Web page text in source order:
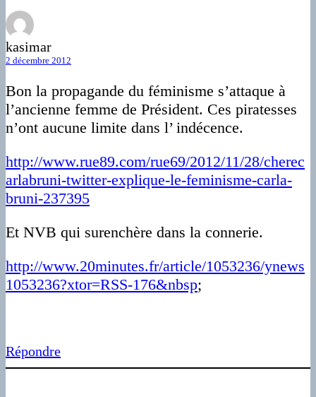
kasimar
2 décembre 2012
Bon la propagande du féminisme s’attaque à
l’ancienne femme de Président. Ces piratesses
n’ont aucune limite dans l’ indécence.
http://www.rue89.com/rue69/2012/11/28/cherec
arlabruni-twitter-explique-le-feminisme-carla-
bruni-237395
Et NVB qui surenchère dans la connerie.
http://www.20minutes.fr/article/1053236/ynews
1053236?xtor=RSS-176&nbsp;
Répondre